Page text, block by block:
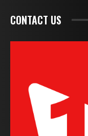
CONTACT US